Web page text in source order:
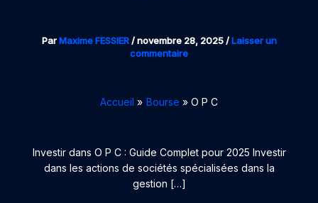
ParMaxime FESSIER/novembre 28, 2025/Laisser un
commentaire
Accueil Bourse O P C
Investir dans O P C : Guide Complet pour 2025 Investir
dans les actions de sociétés spécialisées dans la
gestion […]